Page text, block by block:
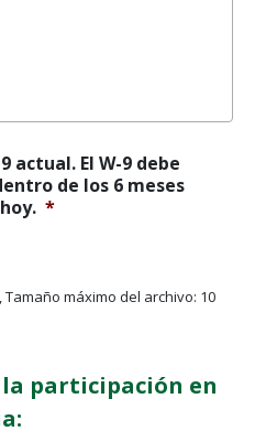
actual. El W-9 debe
de los 6 meses
*
máximo del archivo: 10
participación en